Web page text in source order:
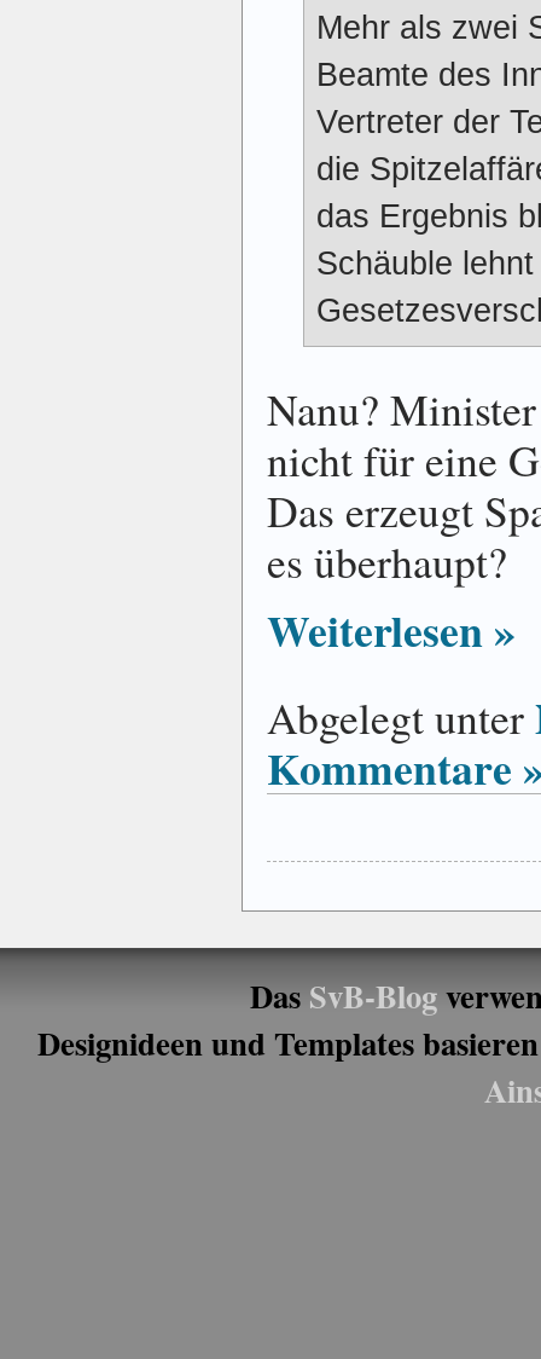
Mehr als zwei
Beamte des
Vertreter der
die
das Ergebnis
Schäuble
Nanu?
nicht für eine
Das erzeugt
es überhaupt?
Weiterlesen »
Abgelegt unter
Kommentare
DasSvB-Blog
Designideen und Templates